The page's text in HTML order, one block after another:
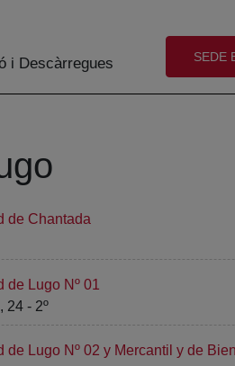
i Descàrregues (abre
SEDE
de Chantada
de Lugo Nº 01
24 - 2º
de Lugo Nº 02 y Mercantil y de